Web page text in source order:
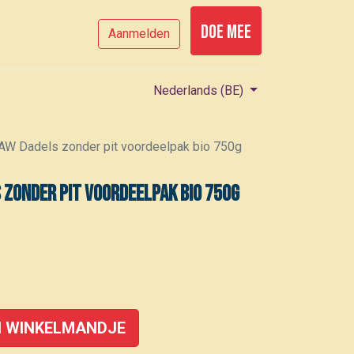
Aanmelden Doe mee
Nederlands (BE)
Dadels zonder pit voordeelpak bio 750g
zonder pit voordeelpak bio 750g
WINKELMANDJE